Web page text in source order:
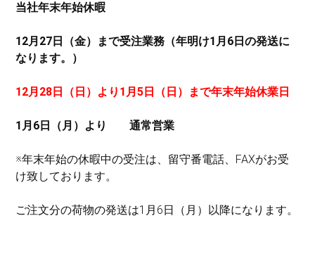
当社年末年始休暇
12月27日（金）まで受注業務（年明け1月6日の発送に
なります。）
12月28日（日）より1月5日（日）まで年末年始休業日
1月6日（月）より 通常営業
※年末年始の休暇中の受注は、留守番電話、FAXがお受
け致しております。
ご注文分の荷物の発送は1月6日（月）以降になります。